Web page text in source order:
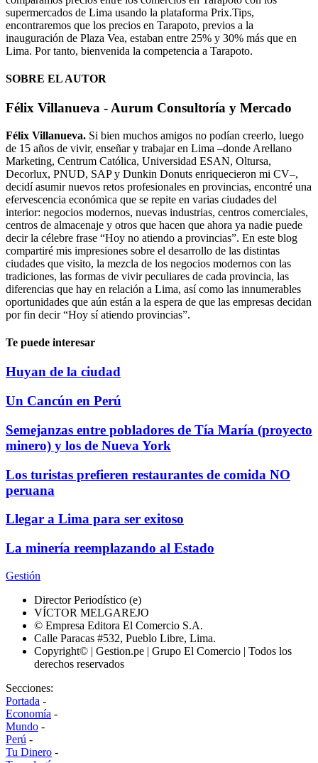
supermercados de Lima usando la plataforma Prix.Tips,
encontraremos que los precios en Tarapoto, previos a la
inauguración de Plaza Vea, estaban entre 25% y 30% más que en
Lima. Por tanto, bienvenida la competencia a Tarapoto.
SOBRE EL AUTOR
Félix Villanueva - Aurum Consultoría y Mercado
Félix Villanueva. Si bien muchos amigos no podían creerlo, luego
de 15 años de vivir, enseñar y trabajar en Lima –donde Arellano
Marketing, Centrum Católica, Universidad ESAN, Oltursa,
Decorlux, PNUD, SAP y Dunkin Donuts enriquecieron mi CV–,
decidí asumir nuevos retos profesionales en provincias, encontré una
efervescencia económica que se repite en varias ciudades del
interior: negocios modernos, nuevas industrias, centros comerciales,
centros de almacenaje y otros que hacen que ahora ya nadie puede
decir la célebre frase “Hoy no atiendo a provincias”. En este blog
compartiré mis impresiones sobre el desarrollo de las distintas
ciudades que visito, la mezcla de los negocios modernos con las
tradiciones, las formas de vivir peculiares de cada provincia, las
diferencias que hay en relación a Lima, así como las innumerables
oportunidades que aún están a la espera de que las empresas decidan
por fin decir “Hoy sí atiendo provincias”.
Te puede interesar
Huyan de la ciudad
Un Cancún en Perú
Semejanzas entre pobladores de Tía María (proyecto
minero) y los de Nueva York
Los turistas prefieren restaurantes de comida NO
peruana
Llegar a Lima para ser exitoso
La minería reemplazando al Estado
Gestión
Director Periodístico (e)
VÍCTOR MELGAREJO
© Empresa Editora El Comercio S.A.
Calle Paracas #532, Pueblo Libre, Lima.
Copyright© | Gestion.pe | Grupo El Comercio | Todos los
derechos reservados
Secciones:
Portada -
Economía -
Mundo -
Perú -
Tu Dinero -